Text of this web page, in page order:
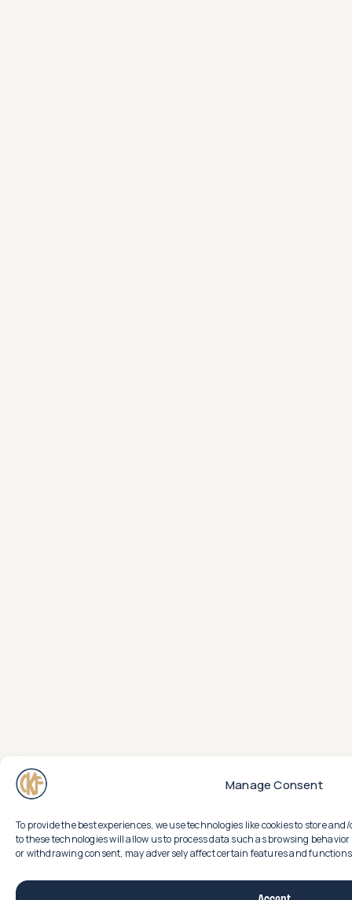
Manage Consent
To provide the best experiences, we use technologies like cookies to store
to these technologies will allow us to process data such as browsing
or withdrawing consent, may adversely affect certain features and